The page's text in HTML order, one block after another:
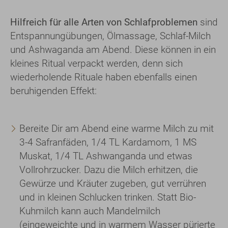
Hilfreich für alle Arten von Schlafproblemen sind
Entspannungübungen, Ölmassage, Schlaf-Milch
und Ashwaganda am Abend. Diese können in ein
kleines Ritual verpackt werden, denn sich
wiederholende Rituale haben ebenfalls einen
beruhigenden Effekt:
Bereite Dir am Abend eine warme Milch zu mit
3-4 Safranfäden, 1/4 TL Kardamom, 1 MS
Muskat, 1/4 TL Ashwanganda und etwas
Vollrohrzucker. Dazu die Milch erhitzen, die
Gewürze und Kräuter zugeben, gut verrühren
und in kleinen Schlucken trinken. Statt Bio-
Kuhmilch kann auch Mandelmilch
(eingeweichte und in warmem Wasser pürierte